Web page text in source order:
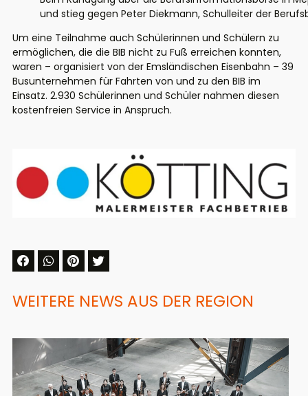
und stieg gegen Peter Diekmann, Schulleiter der
Um eine Teilnahme auch Schülerinnen und Schülern zu
ermöglichen, die die BIB nicht zu Fuß erreichen konnten,
waren – organisiert von der Emsländischen Eisenbahn – 39
Busunternehmen für Fahrten von und zu den BIB im
Einsatz. 2.930 Schülerinnen und Schüler nahmen diesen
kostenfreien Service in Anspruch.
WEITERE NEWS AUS DER REGION